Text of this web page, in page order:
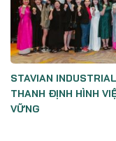
STAVIAN
THANH ĐỊNH HÌNH
VỮNG